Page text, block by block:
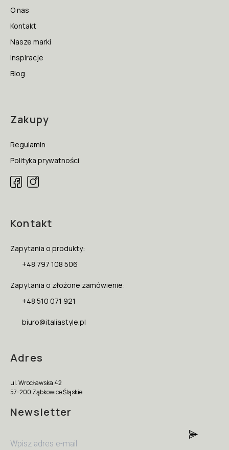
O nas
Kontakt
Nasze marki
Inspiracje
Blog
Zakupy
Regulamin
Polityka prywatności
Kontakt
Zapytania o produkty:
+48 797 108 506
Zapytania o złożone zamówienie:
+48 510 071 921
biuro@italiastyle.pl
Adres
ul. Wrocławska 42
57-200 Ząbkowice Śląskie
Newsletter